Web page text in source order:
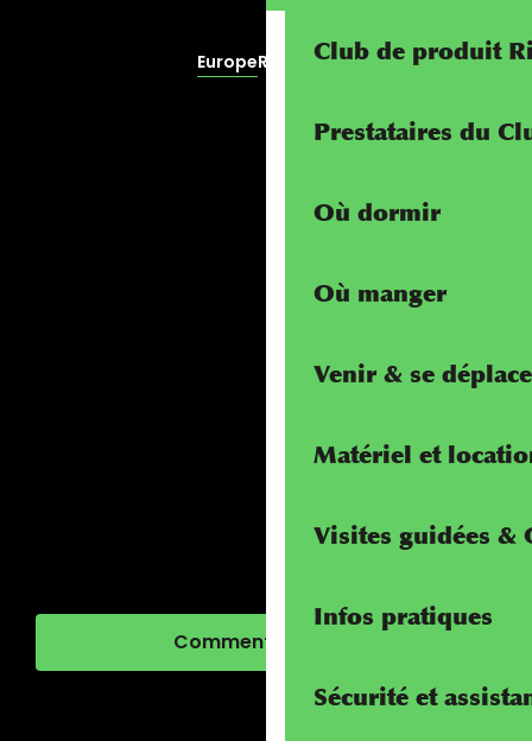
Club de produit
Prestataires du
Où dormir
Où manger
Venir & se
Matériel et
Visites guidées &
Infos pratiques
Sécurité et
EuropeRivierALP
Comment venir ?